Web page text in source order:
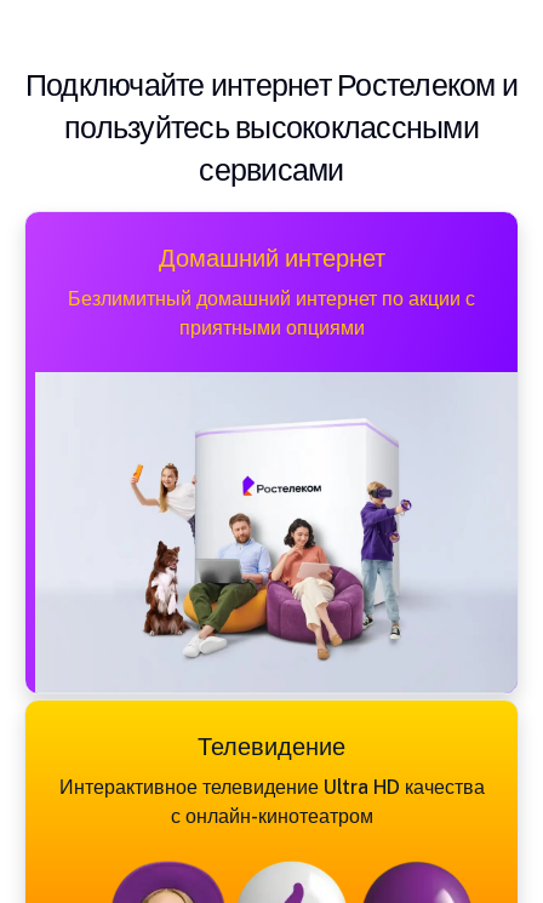
Подключайте интернет Ростелеком и
пользуйтесь высококлассными
сервисами
Домашний интернет
Безлимитный домашний интернет по акции с
приятными опциями
Телевидение
Интерактивное телевидение Ultra HD качества
с онлайн-кинотеатром